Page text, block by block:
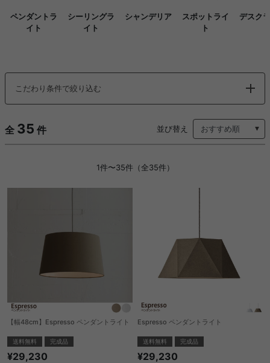
ペンダントラ
イト
シーリングラ
イト
シャンデリア
スポットライ
ト
デスク
こだわり条件で絞り込む
全 35 件 並び替え
1件〜35件（全35件）
【幅48cm】Espresso ペンダントライト
送料無料 完成品
¥29,230
Espresso ペンダントライト
送料無料 完成品
¥29,230